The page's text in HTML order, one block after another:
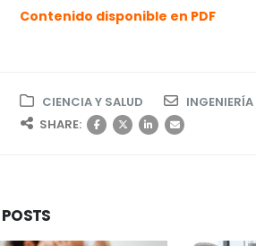
Contenido disponible en PDF
CIENCIA Y SALUD
SHARE:
POSTS